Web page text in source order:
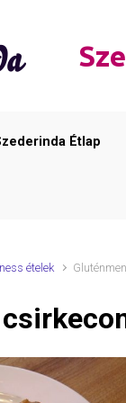
Étlap
ételek